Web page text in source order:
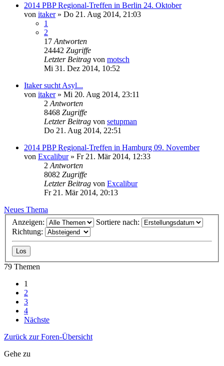
2014 PBP Regional-Treffen in Berlin 24. Oktober
von itaker» Do 21. Aug 2014, 21:03
1
2
17 Antworten
24442 Zugriffe
Letzter Beitrag von motsch
Mi 31. Dez 2014, 10:52
Itaker sucht Asyl...
von itaker» Mi 20. Aug 2014, 23:11
2 Antworten
8468 Zugriffe
Letzter Beitrag von setupman
Do 21. Aug 2014, 22:51
2014 PBP Regional-Treffen in Hamburg 09. November
von Excalibur» Fr 21. Mär 2014, 12:33
2 Antworten
8082 Zugriffe
Letzter Beitrag von Excalibur
Fr 21. Mär 2014, 20:13
Neues Thema
Anzeigen:
Sortiere nach:
Richtung:
79 Themen
1
2
3
4
Nächste
Zurück zur Foren-Übersicht
Gehe zu